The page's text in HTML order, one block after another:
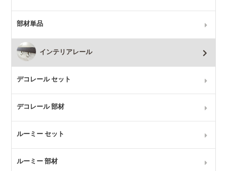
部材単品
インテリアレール
デコレール セット
デコレール 部材
ルーミー セット
ルーミー 部材